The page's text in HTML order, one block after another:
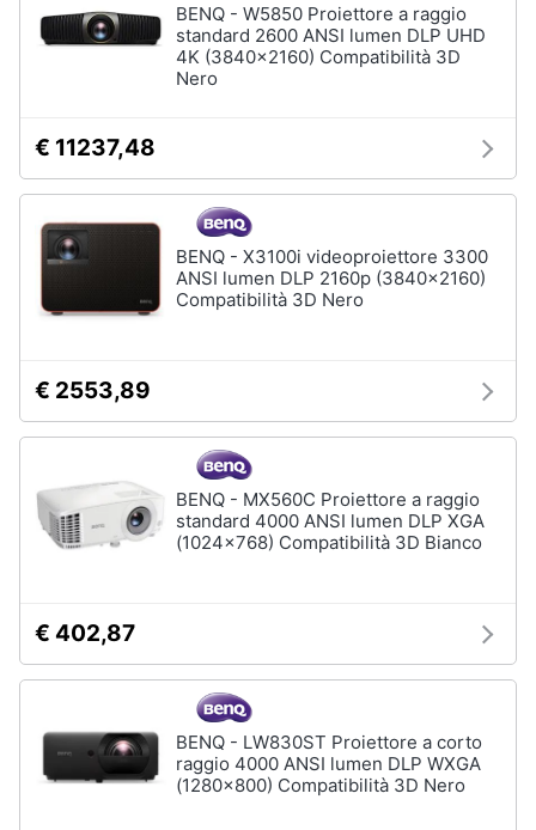
Festività
Servizi
Assistenza
BENQ - W5850 Proiettore a raggio
standard 2600 ANSI lumen DLP UHD
4K (3840x2160) Compatibilità 3D
Nero
€ 11237,48
BENQ - X3100i videoproiettore 3300
ANSI lumen DLP 2160p (3840x2160)
Compatibilità 3D Nero
€ 2553,89
BENQ - MX560C Proiettore a raggio
standard 4000 ANSI lumen DLP XGA
(1024x768) Compatibilità 3D Bianco
€ 402,87
BENQ - LW830ST Proiettore a corto
raggio 4000 ANSI lumen DLP WXGA
(1280x800) Compatibilità 3D Nero